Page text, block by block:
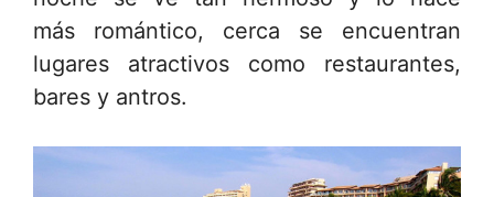
más romántico, cerca se encuentran
lugares atractivos como restaurantes,
bares y antros.